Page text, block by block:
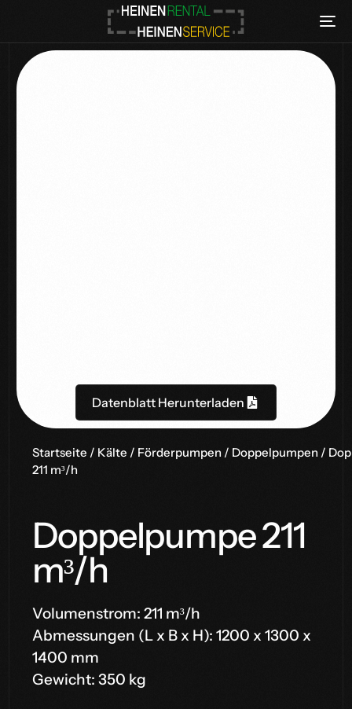
Datenblatt Herunterladen
Startseite / Kälte / Förderpumpen / Doppelpumpen /
211 m³/h
Doppelpumpe 211
m³/h
Volumenstrom: 211 m³/h
Abmessungen (L x B x H): 1200 x 1300 x
1400 mm
Gewicht: 350 kg